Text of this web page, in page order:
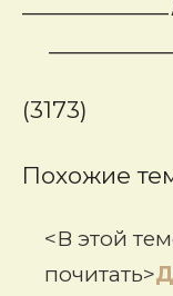
(3173)
Похожие
<В этой
почитать>